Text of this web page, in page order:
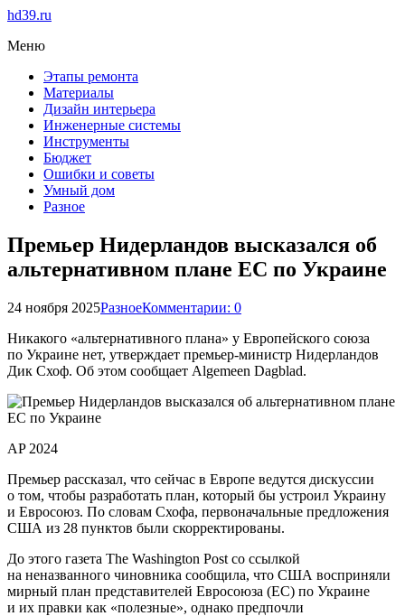
hd39.ru
Меню
Этапы ремонта
Материалы
Дизайн интерьера
Инженерные системы
Инструменты
Бюджет
Ошибки и советы
Умный дом
Разное
Премьер Нидерландов высказался об
альтернативном плане ЕС по Украине
24 ноября 2025РазноеКомментарии: 0
Никакого «альтернативного плана» у Европейского союза
по Украине нет, утверждает премьер-министр Нидерландов
Дик Схоф. Об этом сообщает Algemeen Dagblad.
AP 2024
Премьер рассказал, что сейчас в Европе ведутся дискуссии
о том, чтобы разработать план, который бы устроил Украину
и Евросоюз. По словам Схофа, первоначальные предложения
США из 28 пунктов были скорректированы.
До этого газета The Washington Post со ссылкой
на неназванного чиновника сообщила, что США восприняли
мирный план представителей Евросоюза (ЕС) по Украине
и их правки как «полезные», однако предпочли